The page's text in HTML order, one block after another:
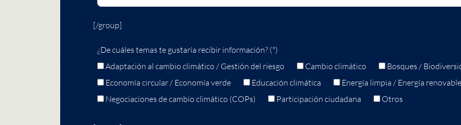
[/group]
¿De cuáles temas te gustaría recibir información? (*)
Adaptación al cambio climático / Gestión del riesgo
Cambio climático
Bosques /
Economía circular / Economía verde
Educación climática
Energía limpia / Energía renovable
Negociaciones de cambio climático (COPs)
Participación ciudadana Otros